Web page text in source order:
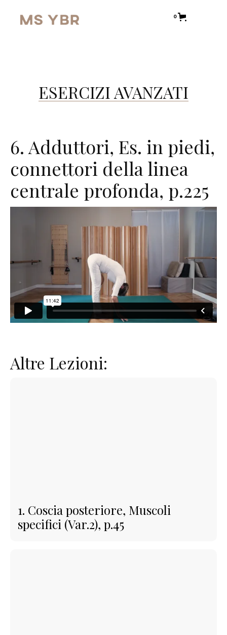
0
ESERCIZI AVANZATI
6. Adduttori, Es. in piedi,
connettori della linea
centrale profonda, p.225
Altre Lezioni:
1. Coscia posteriore, Muscoli
specifici (Var.2), p.45